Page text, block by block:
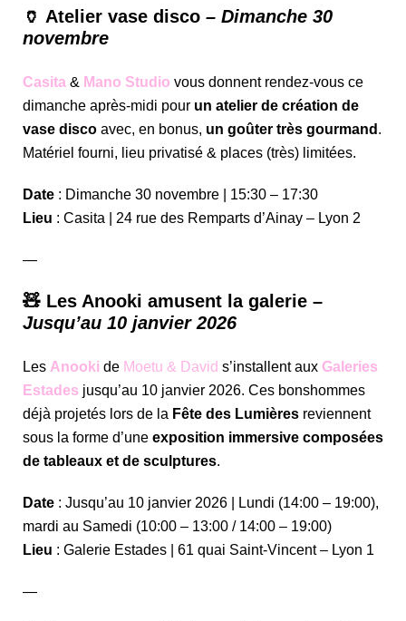
🏺 Atelier vase disco – Dimanche 30
novembre
Casita & Mano Studio vous donnent rendez-vous ce
dimanche après-midi pour un atelier de création de
vase disco avec, en bonus, un goûter très gourmand .
Matériel fourni, lieu privatisé & places (très) limitées.
Date : Dimanche 30 novembre | 15:30 – 17:30
Lieu : Casita | 24 rue des Remparts d’Ainay – Lyon 2
—
🧸 Les Anooki amusent la galerie –
Jusqu’au 10 janvier 2026
Les Anooki de Moetu & David s’installent aux Galeries
Estades jusqu’au 10 janvier 2026. Ces bonshommes
déjà projetés lors de la Fête des Lumières reviennent
sous la forme d’une exposition immersive composées
de tableaux et de sculptures.
Date : Jusqu’au 10 janvier 2026 | Lundi (14:00 – 19:00),
mardi au Samedi (10:00 – 13:00 / 14:00 – 19:00)
Lieu : Galerie Estades | 61 quai Saint-Vincent – Lyon 1
—